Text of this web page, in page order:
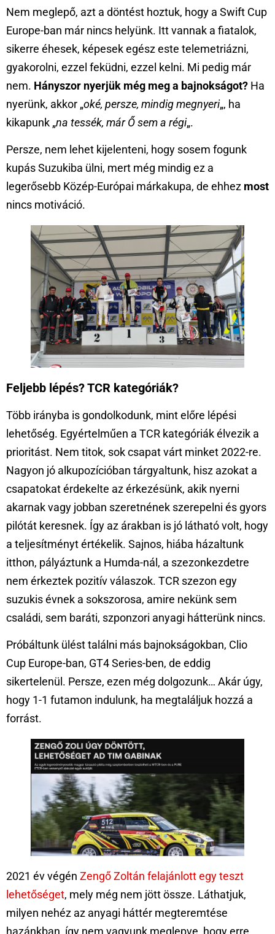
Nem meglepő, azt a döntést hoztuk, hogy a Swift Cup
Europe-ban már nincs helyünk. Itt vannak a fiatalok,
sikerre éhesek, képesek egész este telemetriázni,
gyakorolni, ezzel feküdni, ezzel kelni. Mi pedig már
nem. Hányszor nyerjük még meg a bajnokságot? Ha
nyerünk, akkor „oké, persze, mindig megnyeri„, ha
kikapunk „na tessék, már Ő sem a régi„.
Persze, nem lehet kijelenteni, hogy sosem fogunk
kupás Suzukiba ülni, mert még mindig ez a
legerősebb Közép-Európai márkakupa, de ehhez most
nincs motiváció.
Feljebb lépés? TCR kategóriák?
Több irányba is gondolkodunk, mint előre lépési
lehetőség. Egyértelműen a TCR kategóriák élvezik a
prioritást. Nem titok, sok csapat várt minket 2022-re.
Nagyon jó alkupozícióban tárgyaltunk, hisz azokat a
csapatokat érdekelte az érkezésünk, akik nyerni
akarnak vagy jobban szeretnének szerepelni és gyors
pilótát keresnek. Így az árakban is jó látható volt, hogy
a teljesítményt értékelik. Sajnos, hiába házaltunk
itthon, pályáztunk a Humda-nál, a szezonkezdetre
nem érkeztek pozitív válaszok. TCR szezon egy
suzukis évnek a sokszorosa, amire nekünk sem
családi, sem baráti, szponzori anyagi hátterünk nincs.
Próbáltunk ülést találni más bajnokságokban, Clio
Cup Europe-ban, GT4 Series-ben, de eddig
sikertelenül. Persze, ezen még dolgozunk… Akár úgy,
hogy 1-1 futamon indulunk, ha megtaláljuk hozzá a
forrást.
2021 év végén Zengő Zoltán felajánlott egy teszt
lehetőséget, mely még nem jött össze. Láthatjuk,
milyen nehéz az anyagi háttér megteremtése